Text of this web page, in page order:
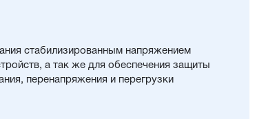
стабилизированным напряжением
а так же для обеспечения защиты
перенапряжения и перегрузки